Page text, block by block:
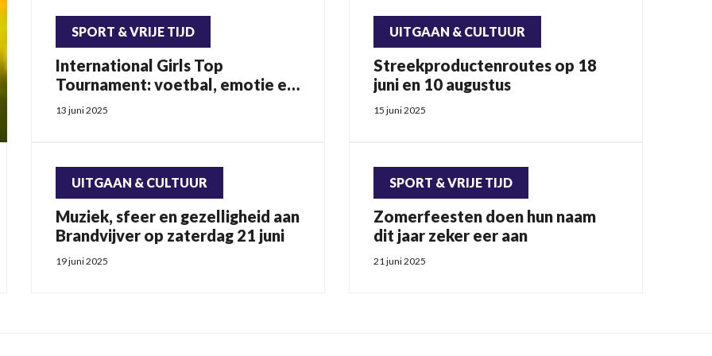
SPORT & VRIJE TIJD
International Girls Top
Tournament: voetbal, emotie en
alleen maar lachende gezichten
13 juni 2025
UITGAAN & CULTUUR
Streekproductenroutes op 18
juni en 10 augustus
15 juni 2025
UITGAAN & CULTUUR
Muziek, sfeer en gezelligheid aan
Brandvijver op zaterdag 21 juni
19 juni 2025
SPORT & VRIJE TIJD
Zomerfeesten doen hun naam
dit jaar zeker eer aan
21 juni 2025